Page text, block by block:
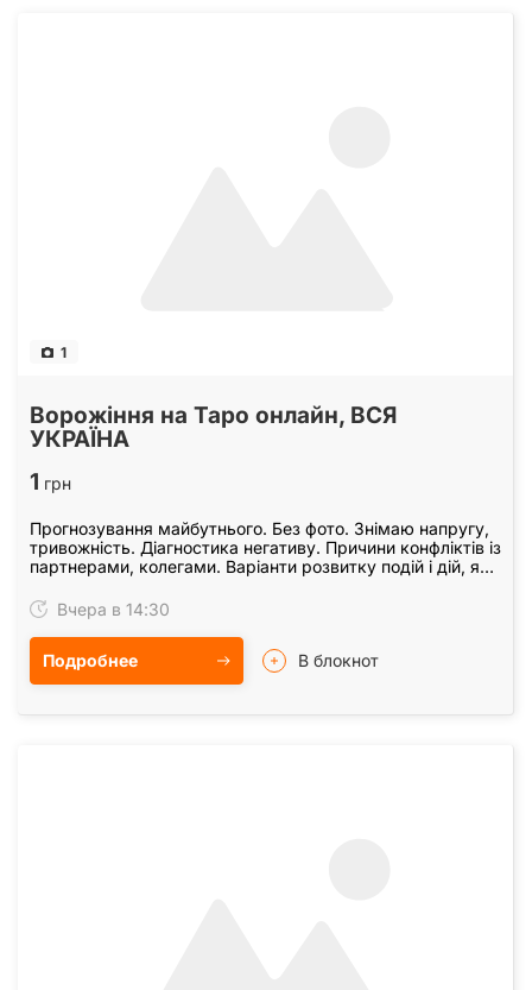
1
Ворожіння на Таро онлайн, ВСЯ
УКРАЇНА
1 грн
Прогнозування майбутнього. Без фото. Знімаю напругу,
тривожність. Діагностика негативу. Причини конфліктів із
партнерами, колегами. Варіанти розвитку подій і дій, які
Вчера в 14:30
Подробнее В блокнот